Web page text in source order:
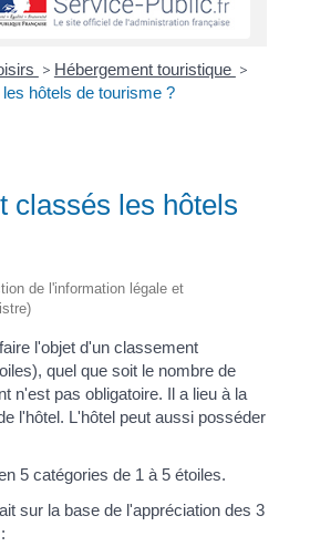
> Hébergement touristique >
hôtels de tourisme ?
classés les hôtels
de l'information légale et
l'objet d'un classement
quel que soit le nombre de
n'est pas obligatoire. Il a lieu à la
l'hôtel. L'hôtel peut aussi posséder
5 catégories de 1 à 5 étoiles.
sur la base de l'appréciation des 3